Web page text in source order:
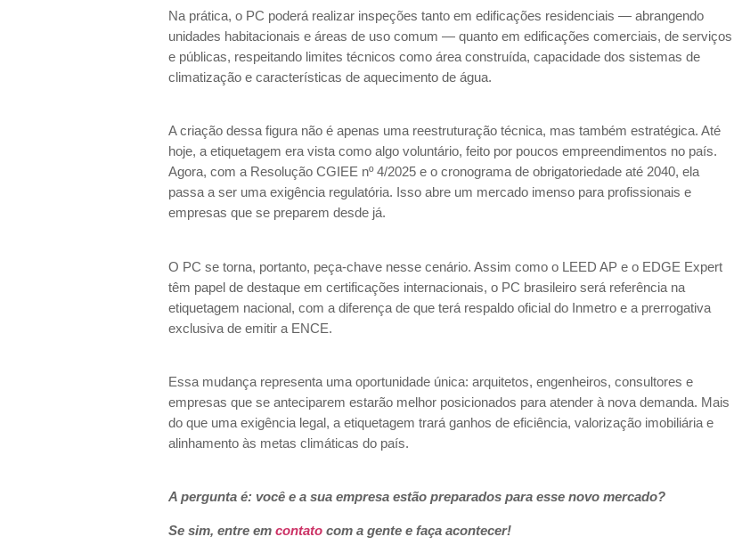
Na prática, o PC poderá realizar inspeções tanto em edificações residenciais — abrangendo
unidades habitacionais e áreas de uso comum — quanto em edificações comerciais, de serviços
e públicas, respeitando limites técnicos como área construída, capacidade dos sistemas de
climatização e características de aquecimento de água.
A criação dessa figura não é apenas uma reestruturação técnica, mas também estratégica. Até
hoje, a etiquetagem era vista como algo voluntário, feito por poucos empreendimentos no país.
Agora, com a Resolução CGIEE nº 4/2025 e o cronograma de obrigatoriedade até 2040, ela
passa a ser uma exigência regulatória. Isso abre um mercado imenso para profissionais e
empresas que se preparem desde já.
O PC se torna, portanto, peça-chave nesse cenário. Assim como o LEED AP e o EDGE Expert
têm papel de destaque em certificações internacionais, o PC brasileiro será referência na
etiquetagem nacional, com a diferença de que terá respaldo oficial do Inmetro e a prerrogativa
exclusiva de emitir a ENCE.
Essa mudança representa uma oportunidade única: arquitetos, engenheiros, consultores e
empresas que se anteciparem estarão melhor posicionados para atender à nova demanda. Mais
do que uma exigência legal, a etiquetagem trará ganhos de eficiência, valorização imobiliária e
alinhamento às metas climáticas do país.
A pergunta é: você e a sua empresa estão preparados para esse novo mercado?
Se sim, entre em contatocom a gente e faça acontecer!